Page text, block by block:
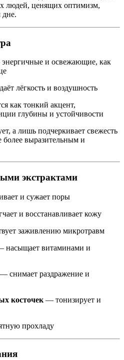
людей, ценящих оптимизм,
дне.
и освежающие, как
лёгкость и воздушность
как тонкий акцент,
глубины и устойчивости
а лишь подчеркивает свежесть
более выразительным и
экстрактами
и сужает поры
и восстанавливает кожу
заживлению микротравм
насыщает витаминами и
— снимает раздражение и
косточек — тонизирует и
прохладу